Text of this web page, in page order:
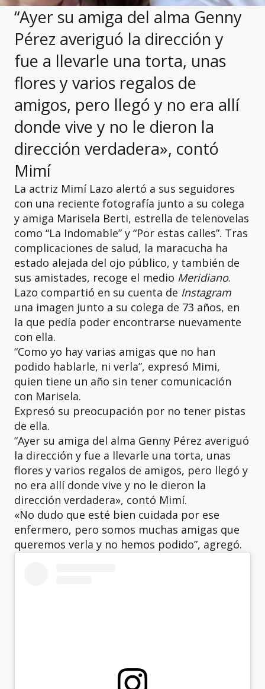
“Ayer su amiga del alma Genny
Pérez averiguó la dirección y
fue a llevarle una torta, unas
flores y varios regalos de
amigos, pero llegó y no era allí
donde vive y no le dieron la
dirección verdadera», contó
Mimí
La actriz Mimí Lazo alertó a sus seguidores
con una reciente fotografía junto a su colega
y amiga Marisela Berti, estrella de telenovelas
como “La Indomable” y “Por estas calles”. Tras
complicaciones de salud, la maracucha ha
estado alejada del ojo público, y también de
sus amistades, recoge el medio Meridiano.
Lazo compartió en su cuenta de Instagram
una imagen junto a su colega de 73 años, en
la que pedía poder encontrarse nuevamente
con ella.
“Como yo hay varias amigas que no han
podido hablarle, ni verla”, expresó Mimi,
quien tiene un año sin tener comunicación
con Marisela.
Expresó su preocupación por no tener pistas
de ella.
“Ayer su amiga del alma Genny Pérez averiguó
la dirección y fue a llevarle una torta, unas
flores y varios regalos de amigos, pero llegó y
no era allí donde vive y no le dieron la
dirección verdadera», contó Mimí.
«No dudo que esté bien cuidada por ese
enfermero, pero somos muchas amigas que
queremos verla y no hemos podido”, agregó.